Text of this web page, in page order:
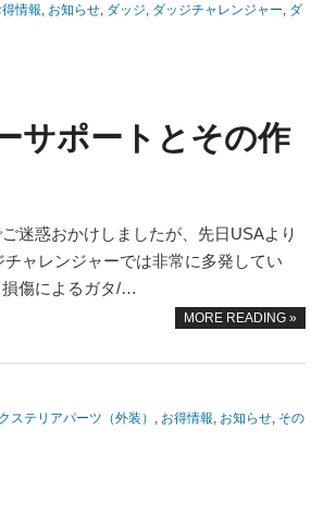
得情報, お知らせ, ダッジ, ダッジチャレンジャー, ダ
サポートとその作
迷惑おかけしましたが、先日USAより
ャレンジャーでは非常に多発してい
損傷によるガタ/…
MORE READING »
ステリアパーツ（外装） , お得情報, お知らせ, その